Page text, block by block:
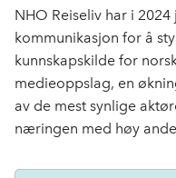
NHO Reiseliv har i
kommunikasjon for å
kunnskapskilde for
medieoppslag, en
av de mest synlige
næringen med høy